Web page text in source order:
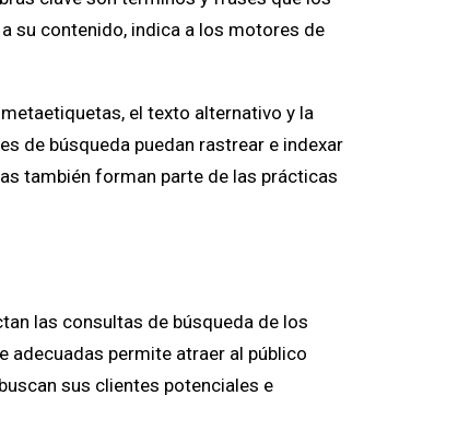
su contenido, indica a los motores de
el texto alternativo y la
de búsqueda puedan rastrear e indexar
también forman parte de las prácticas
las consultas de búsqueda de los
adecuadas permite atraer al público
sus clientes potenciales e